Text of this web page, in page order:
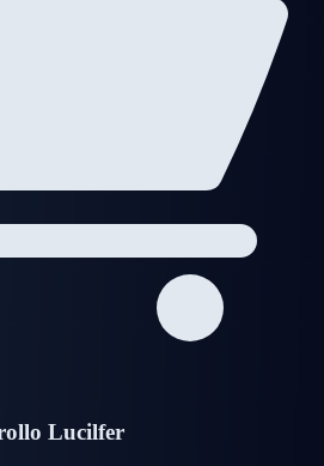
Lucilfer